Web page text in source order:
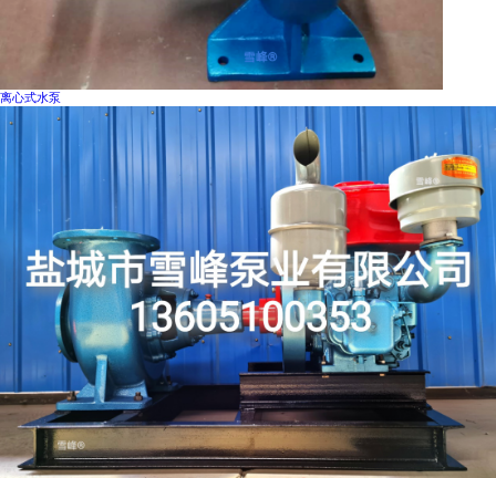
离心式水泵